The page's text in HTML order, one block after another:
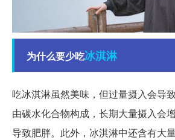
为什么要少吃冰淇淋
吃冰淇淋虽然美味，但过量摄入会导
由碳水化合物构成，长期大量摄入会
导致肥胖。此外，冰淇淋中还含有大